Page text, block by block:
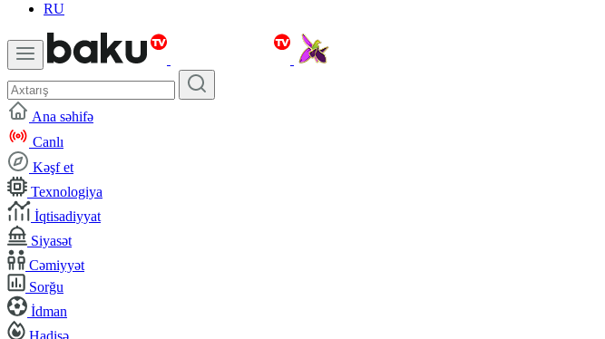
RU
Ana səhifə
Canlı
Kəşf et
Texnologiya
İqtisadiyyat
Siyasət
Cəmiyyət
Sorğu
İdman
Hadisə